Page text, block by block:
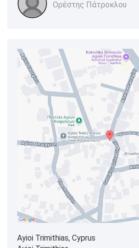
Ορέστης Πάτροκλου
Ayioi Trimithias, Cyprus